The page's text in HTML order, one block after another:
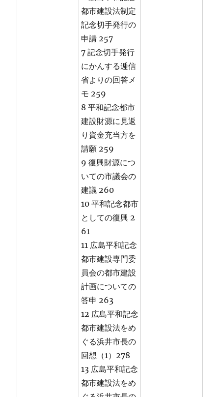
都市建設法制定
記念切手発行の
申請 257
7 記念切手発行
にかんする逓信
省よりの回答メ
モ 259
8 平和記念都市
建設財源に見返
り資金充当方を
請願 259
9 復興財源につ
いての市議会の
建議 260
10 平和記念都市
としての復興 2
61
11 広島平和記念
都市建設専門委
員会の都市建設
計画についての
答申 263
12 広島平和記念
都市建設法をめ
ぐる浜井市長の
回想（1）278
13 広島平和記念
都市建設法をめ